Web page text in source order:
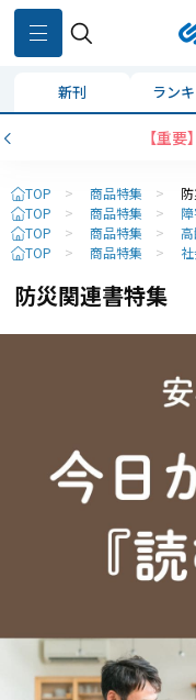
新刊 ラン
【重
TOP > 商品特集 >
TOP
> 商品特集 >
TOP
> 商品特集 >
TOP
> 商品特集 >
防災関連書特集